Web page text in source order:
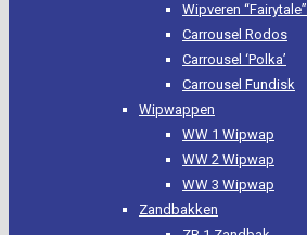
Wipveren “Fairytale”
Carrousel Rodos
Carrousel ‘Polka’
Carrousel Fundisk
Wipwappen
WW 1 Wipwap
WW 2 Wipwap
WW 3 Wipwap
Zandbakken